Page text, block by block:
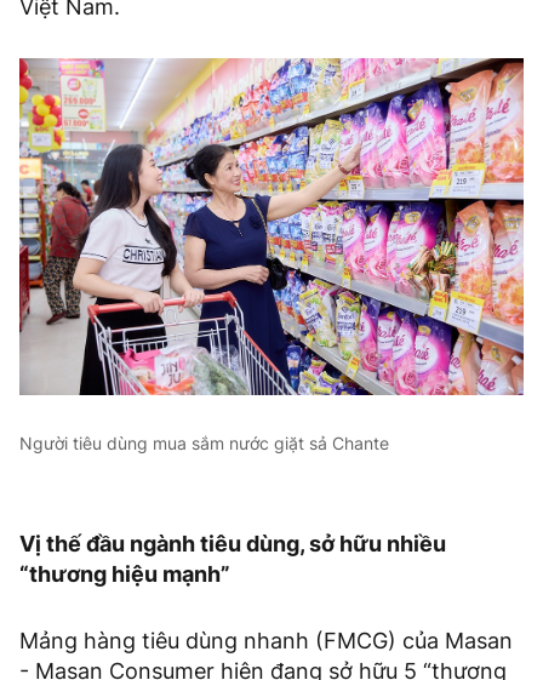
Việt Nam.
Người tiêu dùng mua sắm nước giặt sả Chante
Vị thế đầu ngành tiêu dùng, sở hữu nhiều
“thương hiệu mạnh”
Mảng hàng tiêu dùng nhanh (FMCG) của Masan
- Masan Consumer hiện đang sở hữu 5 “thương